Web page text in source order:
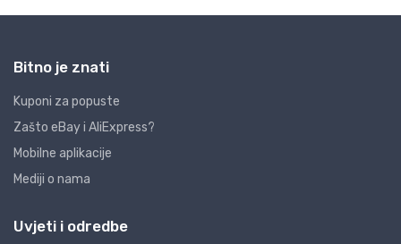
Bitno je znati
Kuponi za popuste
Zašto eBay i AliExpress?
Mobilne aplikacije
Mediji o nama
Uvjeti i odredbe